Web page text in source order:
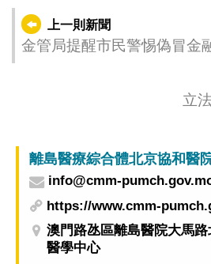
上一則新聞
金管局提醒市民警惕偽冒金
立
離島醫療綜合體北京協和醫
info@cmm-
https://www.cmm-
澳門路氹區離島醫院大馬
醫學中心